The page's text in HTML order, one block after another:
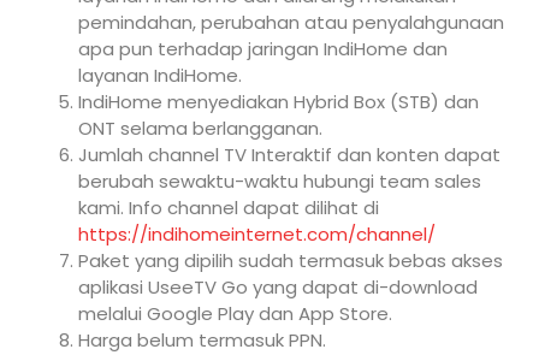
pemindahan, perubahan atau penyalahgunaan
apa pun terhadap jaringan IndiHome dan
layanan IndiHome.
IndiHome menyediakan Hybrid Box (STB) dan
ONT selama berlangganan.
Jumlah channel TV Interaktif dan konten dapat
berubah sewaktu-waktu hubungi team sales
kami. Info channel dapat dilihat di
https://indihomeinternet.com/channel/
Paket yang dipilih sudah termasuk bebas akses
aplikasi UseeTV Go yang dapat di-download
melalui Google Play dan App Store.
Harga belum termasuk PPN.